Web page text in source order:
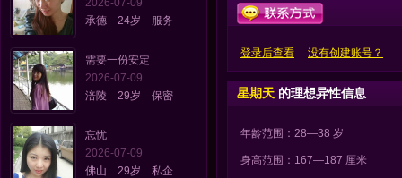
2026-07-09
承德 24岁 服务
需要一份安定
2026-07-09
涪陵 29岁 保密
忘忧
2026-07-09
佛山 29岁 私企
登录后查看 没有创建账号？
星期天 的理想异性信息
年龄范围：28—38 岁
身高范围：167—187 厘米